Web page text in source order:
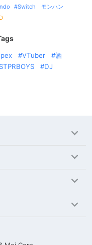
Switch モンハン
VTuber
酒
STPRBOYS
DJ